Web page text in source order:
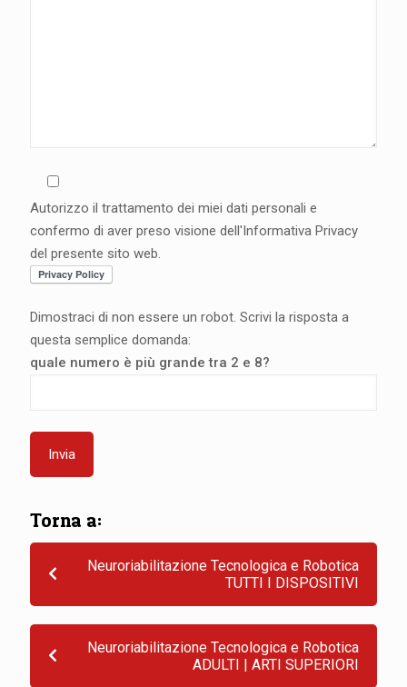
Autorizzo il trattamento dei miei dati personali e
confermo di aver preso visione dell'Informativa Privacy
del presente sito web.
Dimostraci di non essere un robot. Scrivi la risposta a
questa semplice domanda:
quale numero è più grande tra 2 e 8?
Torna a:
Neuroriabilitazione Tecnologica e Robotica
TUTTI I DISPOSITIVI
Neuroriabilitazione Tecnologica e Robotica
ADULTI | ARTI SUPERIORI